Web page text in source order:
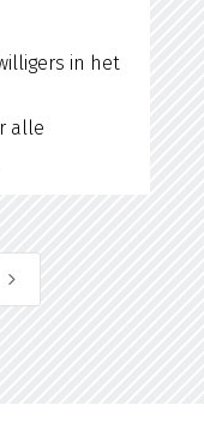
in het
alle
5